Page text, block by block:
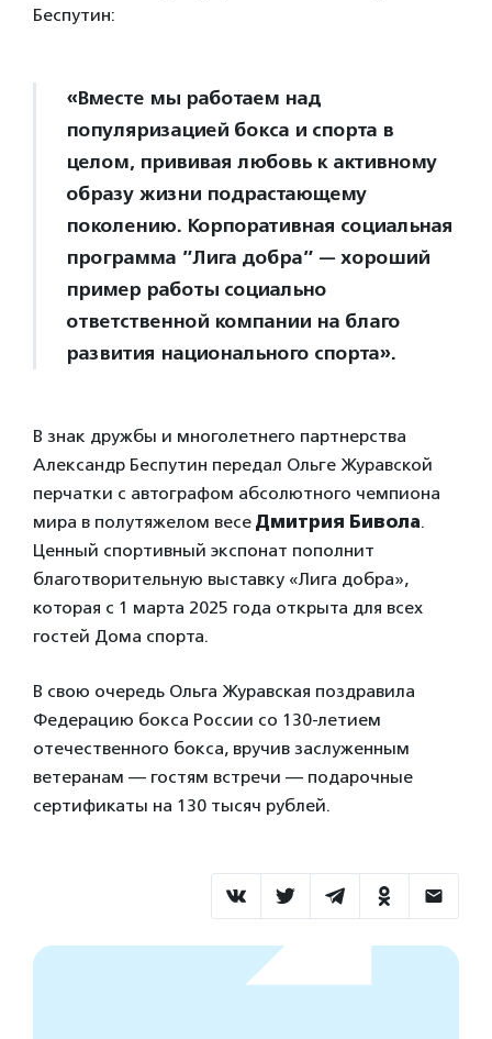
Беспутин:
«Вместе мы работаем над
популяризацией бокса и спорта в
целом, прививая любовь к активному
образу жизни подрастающему
поколению. Корпоративная социальная
программа ”Лига добра” — хороший
пример работы социально
ответственной компании на благо
развития национального спорта».
В знак дружбы и многолетнего партнерства
Александр Беспутин передал Ольге Журавской
перчатки с автографом абсолютного чемпиона
мира в полутяжелом весе Дмитрия Бивола.
Ценный спортивный экспонат пополнит
благотворительную выставку «Лига добра»,
которая с 1 марта 2025 года открыта для всех
гостей Дома спорта.
В свою очередь Ольга Журавская поздравила
Федерацию бокса России со 130-летием
отечественного бокса, вручив заслуженным
ветеранам — гостям встречи — подарочные
сертификаты на 130 тысяч рублей.